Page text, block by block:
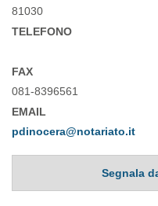
81030
TELEFONO
FAX
081-8396561
EMAIL
pdinocera@notariato.it
Segnala